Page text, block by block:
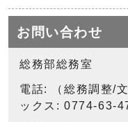
お問い合わせ
総務部総務室
電話: （総務調整/
ックス: 0774-63-